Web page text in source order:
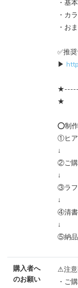
・基
・カ
・お
✅推
▶
★
⭕制
①ヒア
↓
②ご
↓
③ラフ
↓
④清書
↓
⑤納
購入者へ
のお願い
⚠注
・ご